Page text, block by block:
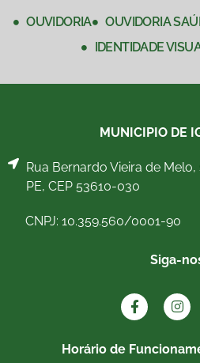
OUVIDORIA OUVIDORIA
IDENTIDADE
MUNICIPIO DE
Rua Bernardo Vieira de
PE, CEP 53610-030
CNPJ: 10.359.560/0001-90
Siga-
Horário de